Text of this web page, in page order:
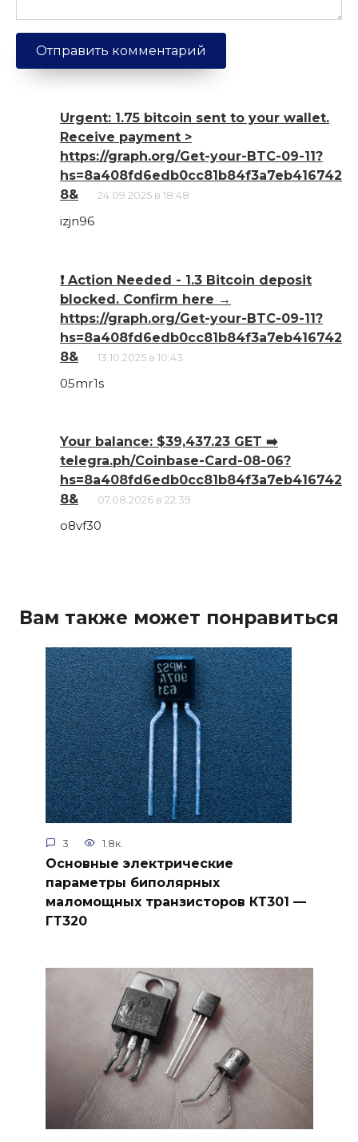
Urgent: 1.75 bitcoin sent to your wallet.
Receive payment >
https://graph.org/Get-your-BTC-09-11?
hs=8a408fd6edb0cc81b84f3a7eb416742
8&
24.09.2025 в 18:48
izjn96
❗ Action Needed - 1.3 Bitcoin deposit
blocked. Confirm here →
https://graph.org/Get-your-BTC-09-11?
hs=8a408fd6edb0cc81b84f3a7eb416742
8&
13.10.2025 в 10:43
05mr1s
Your balance: $39,437.23 GET ➡️
telegra.ph/Coinbase-Card-08-06?
hs=8a408fd6edb0cc81b84f3a7eb416742
8&
07.08.2026 в 22:39
o8vf30
Вам также может понравиться
3 1.8к.
Основные электрические
параметры биполярных
маломощных транзисторов КТ301 —
ГТ320